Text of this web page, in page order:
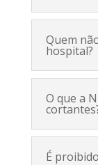
Quem
hospital?
O que a
É